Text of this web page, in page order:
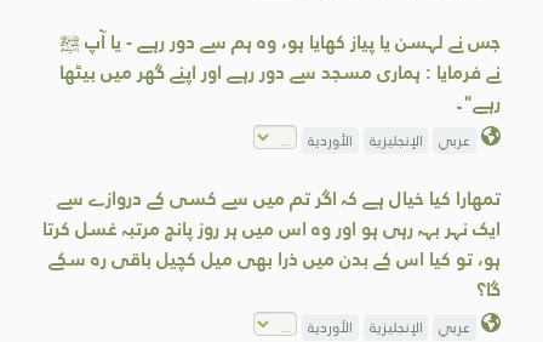
جس نے لہسن یا پیاز کھایا ہو، وہ ہم سے دور رہے - یا آپ ﷺ
نے فرمایا : ہماری مسجد سے دور رہے اور اپنے گھر میں بیٹھا
رہے"۔
عربي الإنجليزية الأوردية
تمھارا کیا خیال ہے کہ اگر تم میں سے کسی کے دروازے سے
ایک نہر بہہ رہی ہو اور وہ اس میں ہر روز پانچ مرتبہ غسل کرتا
ہو، تو کیا اس کے بدن میں ذرا بھی میل کچیل باقی رہ سکے
گا؟
عربي الإنجليزية الأوردية